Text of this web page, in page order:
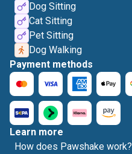
Dog Sitting
Cat Sitting
Pet Sitting
Dog Walking
Payment methods
Learn more
How does Pawshake work?